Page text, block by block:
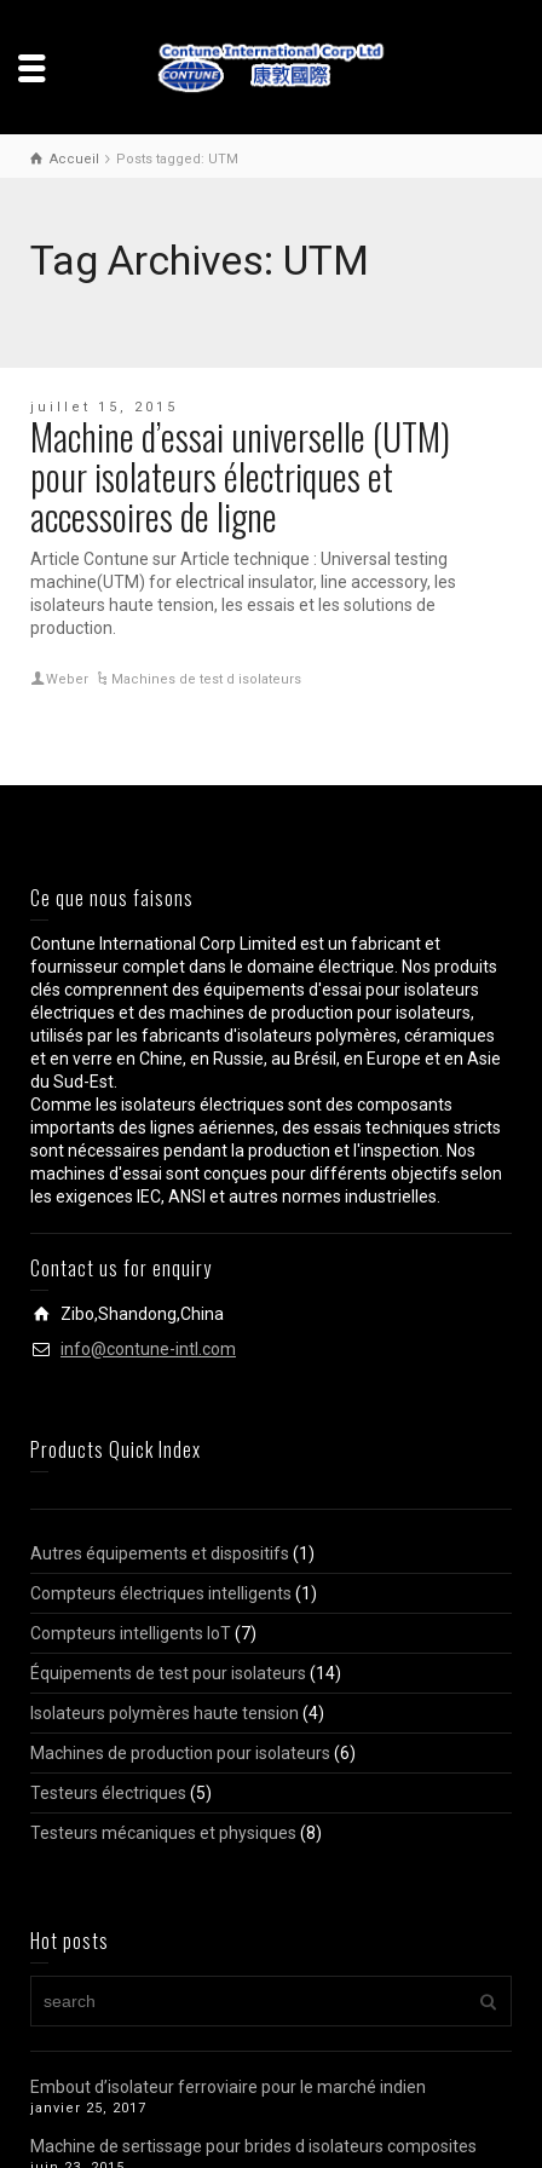
Accueil Posts tagged: UTM
Tag Archives: UTM
juillet 15, 2015
Machine d’essai universelle (UTM)
pour isolateurs électriques et
accessoires de ligne
Article Contune sur Article technique : Universal testing
machine(UTM) for electrical insulator, line accessory, les
isolateurs haute tension, les essais et les solutions de
production.
Weber Machines de test d isolateurs
Ce que nous faisons
Contune International Corp Limited est un fabricant et
fournisseur complet dans le domaine électrique. Nos produits
clés comprennent des équipements d'essai pour isolateurs
électriques et des machines de production pour isolateurs,
utilisés par les fabricants d'isolateurs polymères, céramiques
et en verre en Chine, en Russie, au Brésil, en Europe et en Asie
du Sud-Est.
Comme les isolateurs électriques sont des composants
importants des lignes aériennes, des essais techniques stricts
sont nécessaires pendant la production et l'inspection. Nos
machines d'essai sont conçues pour différents objectifs selon
les exigences IEC, ANSI et autres normes industrielles.
Contact us for enquiry
Zibo,Shandong,China
info@contune-intl.com
Products Quick Index
Autres équipements et dispositifs (1)
Compteurs électriques intelligents (1)
Compteurs intelligents IoT(7)
Équipements de test pour isolateurs (14)
Isolateurs polymères haute tension (4)
Machines de production pour isolateurs (6)
Testeurs électriques (5)
Testeurs mécaniques et physiques (8)
Hot posts
Embout d’isolateur ferroviaire pour le marché indien
janvier 25, 2017
Machine de sertissage pour brides d isolateurs composites